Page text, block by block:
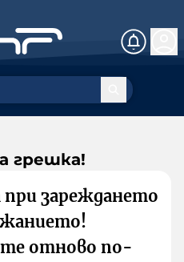
грешка!
при зареждането
отново по-